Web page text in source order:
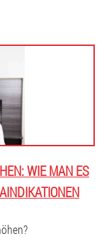
WIE MAN ES